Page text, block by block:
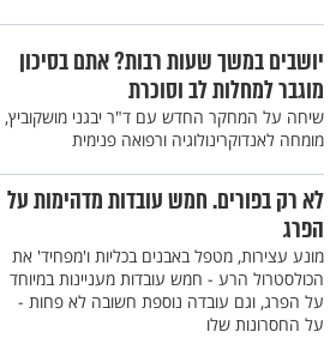
יושבים במשך שעות רבות? אתם בסיכון
מוגבר למחלות לב וסוכרת
שיחה על המחקר החדש עם ד"ר יבגני מושקוביץ,
מומחה לאנדוקרינולוגיה ורפואה פנימית
לא רק בפורים. חמש עובדות מדהימות על
הפרג
מונע עצירות, מטפל באבנים בכליות ו'מפחיד' את
הכולסטרול הרע - חמש עובדות מעניינות במיוחד
על הפרג, וגם עובדה נוספת חשובה לא פחות -
על החסרונות שלו